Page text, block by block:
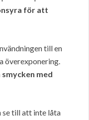
för att
till en
överexponering.
med
se till att inte låta